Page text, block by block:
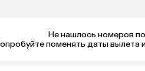
Не нашлось номеров
поменять даты вылета